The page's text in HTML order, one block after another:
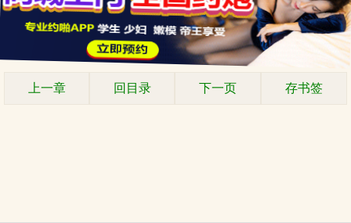
上一章 回目录 下一页 存书签